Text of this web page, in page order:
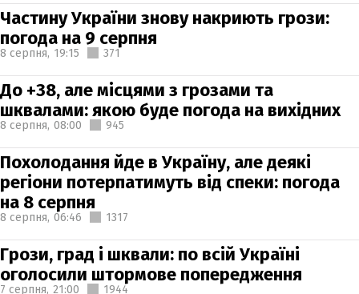
Частину України знову накриють грози:
погода на 9 серпня
8 серпня, 19:15 371
До +38, але місцями з грозами та
шквалами: якою буде погода на вихідних
8 серпня, 08:00 945
Похолодання йде в Україну, але деякі
регіони потерпатимуть від спеки: погода
на 8 серпня
8 серпня, 06:46 1317
Грози, град і шквали: по всій Україні
оголосили штормове попередження
7 серпня, 21:00 1944